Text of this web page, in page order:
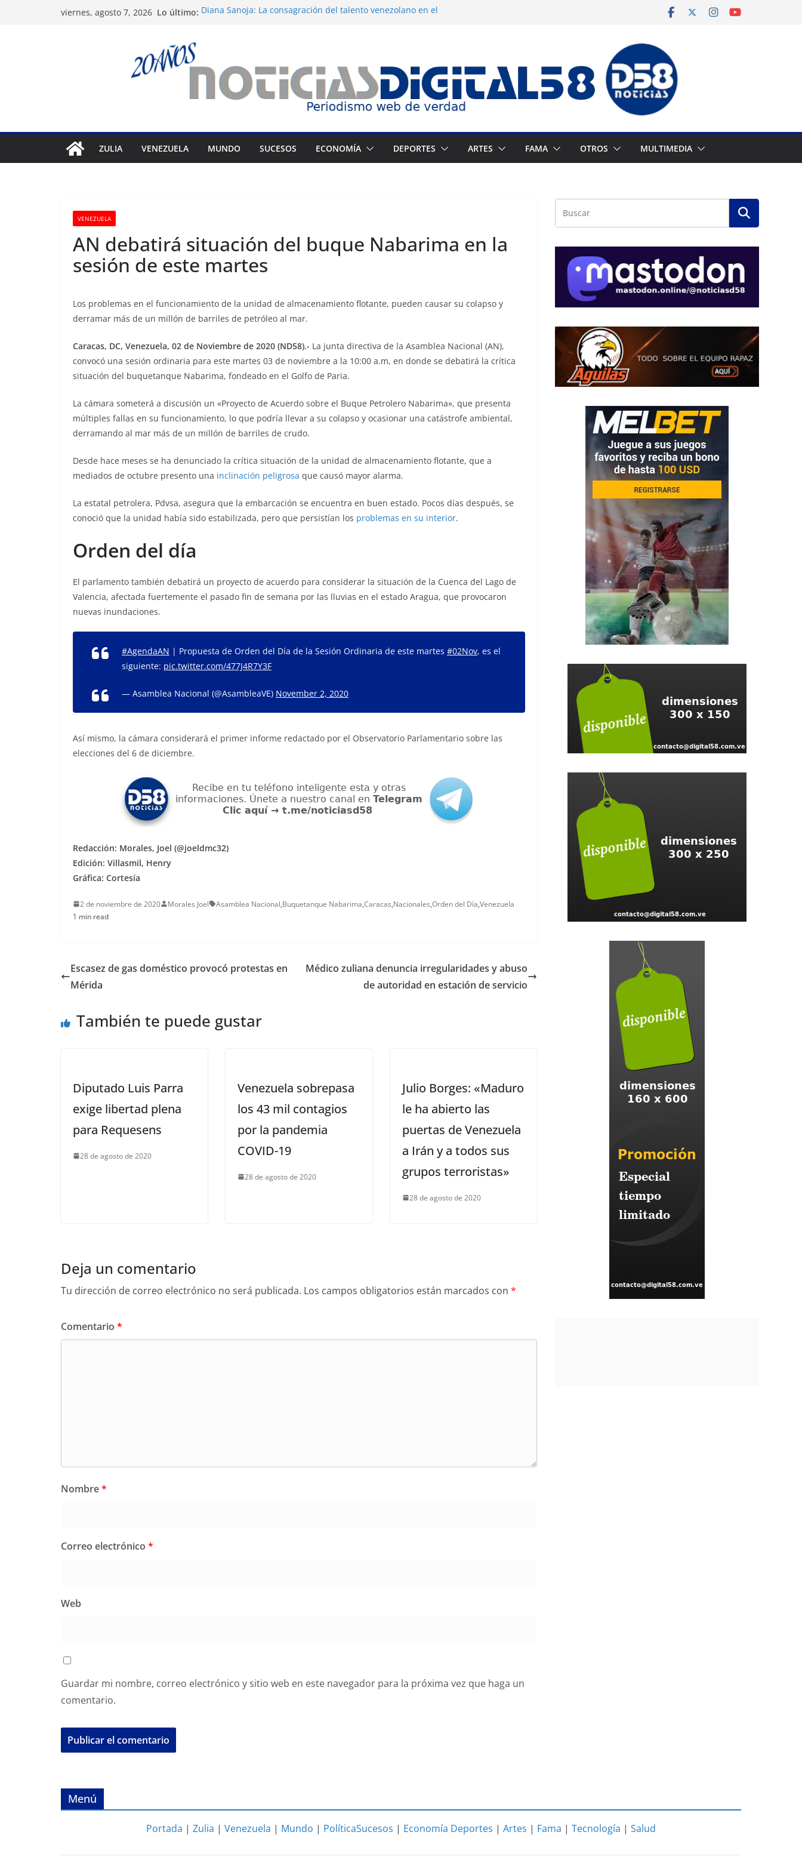
viernes, agosto 7, 2026 Lo último: Diana Sanoja: La consagración del talento venezolano en el
varios municipios
Nueva tienda de dermocosmética Vida Gloss abre en
Maracaibo
Liga FutVe: Rayo Zuliano busca redimirse en su feudo
ZULIA VENEZUELA MUNDO SUCESOS ECONOMÍA DEPORTES ARTES FAMA OTROS MULTIMEDIA
VENEZUELA
AN debatirá situación del buque Nabarima en la
sesión de este martes
Los problemas en el funcionamiento de la unidad de almacenamiento flotante, pueden causar su colapso y
derramar más de un millón de barriles de petróleo al mar.
Caracas, DC, Venezuela, 02 de Noviembre de 2020 (ND58).- La junta directiva de la Asamblea Nacional (AN),
convocó una sesión ordinaria para este martes 03 de noviembre a la 10:00 a.m, en donde se debatirá la crítica
situación del buquetanque Nabarima, fondeado en el Golfo de Paria.
La cámara someterá a discusión un «Proyecto de Acuerdo sobre el Buque Petrolero Nabarima», que presenta
múltiples fallas en su funcionamiento, lo que podría llevar a su colapso y ocasionar una catástrofe ambiental,
derramando al mar más de un millón de barriles de crudo.
Desde hace meses se ha denunciado la crítica situación de la unidad de almacenamiento flotante, que a
mediados de octubre presento una inclinación peligrosa que causó mayor alarma.
La estatal petrolera, Pdvsa, asegura que la embarcación se encuentra en buen estado. Pocos días después, se
conoció que la unidad había sido estabilizada, pero que persistían los problemas en su interior.
Orden del día
El parlamento también debatirá un proyecto de acuerdo para considerar la situación de la Cuenca del Lago de
Valencia, afectada fuertemente el pasado fin de semana por las lluvias en el estado Aragua, que provocaron
nuevas inundaciones.
#AgendaAN | Propuesta de Orden del Día de la Sesión Ordinaria de este martes #02Nov, es el
siguiente: pic.twitter.com/477J4R7Y3F
— Asamblea Nacional (@AsambleaVE) November 2, 2020
Así mismo, la cámara considerará el primer informe redactado por el Observatorio Parlamentario sobre las
elecciones del 6 de diciembre.
Redacción: Morales, Joel (@joeldmc32)
Edición: Villasmil, Henry
Gráfica: Cortesía
2 de noviembre de 2020 Morales Joel Asamblea Nacional,Buquetanque Nabarima,Caracas,Nacionales,Orden del Día,Venezuela
1 min read
Escasez de gas doméstico provocó protestas en
Mérida
Médico zuliana denuncia irregularidades y abuso
de autoridad en estación de servicio
También te puede gustar
Diputado Luis Parra
exige libertad plena
para Requesens
28 de agosto de 2020
Venezuela sobrepasa
los 43 mil contagios
por la pandemia
COVID-19
28 de agosto de 2020
Julio Borges: «Maduro
le ha abierto las
puertas de Venezuela
a Irán y a todos sus
grupos terroristas»
28 de agosto de 2020
Deja un comentario
Tu dirección de correo electrónico no será publicada. Los campos obligatorios están marcados con *
Comentario *
Nombre*
Correo electrónico *
Web
Guardar mi nombre, correo electrónico y sitio web en este navegador para la próxima vez que haga un
comentario.
Menú
Portada | Zulia | Venezuela | Mundo | PolíticaSucesos | Economía Deportes | Artes | Fama | Tecnología | Salud